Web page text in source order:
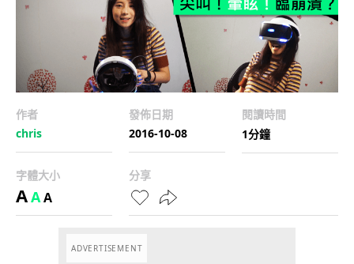
作者
chris
發佈日期
2016-10-08
閱讀時間
1分鐘
字體大小
AAA
分享
ADVERTISEMENT